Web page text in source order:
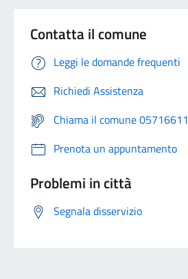
Contatta il comune
Leggi le domande frequenti
Richiedi Assistenza
Chiama il comune 05716611
Prenota un appuntamento
Problemi in città
Segnala disservizio